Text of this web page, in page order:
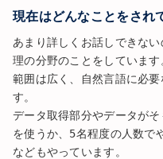
現在はどんなことをされ
あまり詳しくお話しできな
理の分野のことをしています
範囲は広く、自然言語に必
す。
データ取得部分やデータが
を使うか、5名程度の人数で
などもやっています。